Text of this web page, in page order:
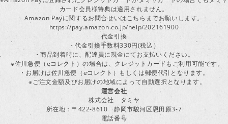
カード会員様特典は適用されません。
Amazon Payに関するお問合せいはこちらまでお願いします。
https://pay.amazon.co.jp/help/202161900
代金引換
・代金引換手数料330円(税込）
・商品到着時に、配達員に現金にてお支払いください。
※佐川急便（eコレクト）の場合は、クレジットカードもご利用可能です。
・お届けは佐川急便（eコレクト）もしくは郵便代引となります。
※ご注文金額及びお届けの地域によって自動選択となります。
運営会社
株式会社 タミヤ
所在地：〒422-8610 静岡市駿河区恩田原3-7
電話番号